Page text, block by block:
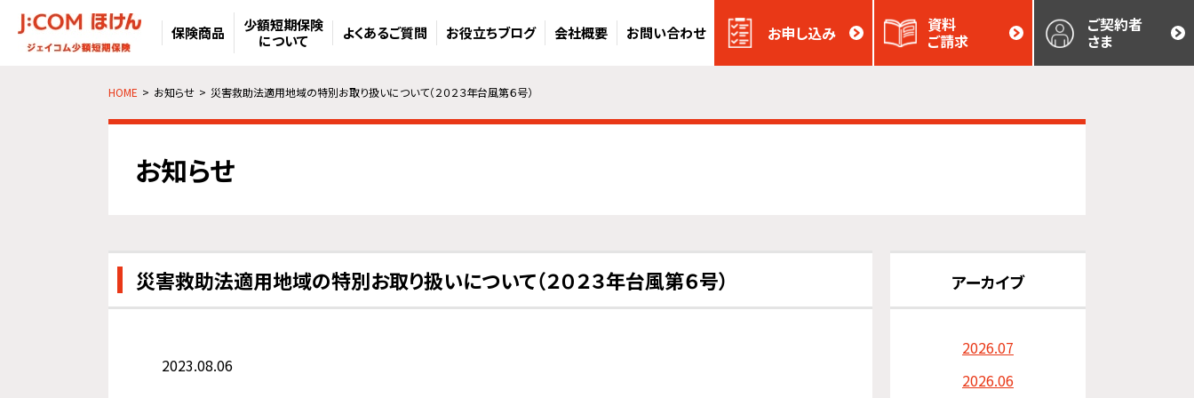
保険商品
少額短期保険
について
よくあるご質問 お役立ちブログ 会社概要 お問い合わせ お申し込み 資料
ご請求
ご契約者
さま
HOME お知らせ 災害救助法適用地域の特別お取り扱いについて（２０２３年台風第６号）
お知らせ
災害救助法適用地域の特別お取り扱いについて（２０２３年台風第６号）
2023.08.06
アーカイブ
2026.07
2026.06